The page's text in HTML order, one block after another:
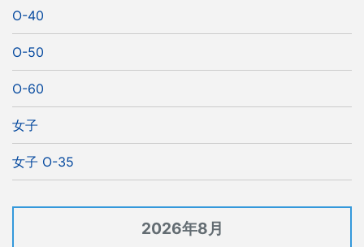
O-40
O-50
O-60
女子
女子 O-35
2026年8月